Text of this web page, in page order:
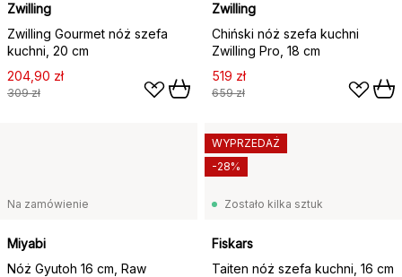
Zwilling
Zwilling Gourmet nóż szefa
kuchni, 20 cm
204,90 zł
309 zł
Zwilling
Chiński nóż szefa kuchni
Zwilling Pro, 18 cm
519 zł
659 zł
Na zamówienie
Miyabi
Nóż Gyutoh 16 cm, Raw
Zostało kilka sztuk
Fiskars
Taiten nóż szefa kuchni, 16 cm
WYPRZEDAŻ
-28%